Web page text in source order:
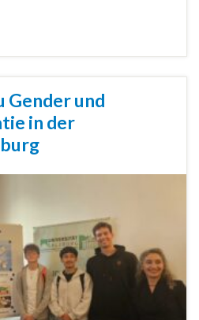
Gender und
in der